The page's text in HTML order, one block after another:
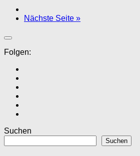
Nächste Seite »
Folgen:
Suchen
Suchen